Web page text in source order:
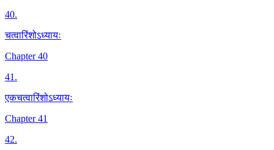
40.
चत्वारिंशोऽध्यायः
Chapter 40
41.
एकचत्वारिंशोऽध्यायः
Chapter 41
42.